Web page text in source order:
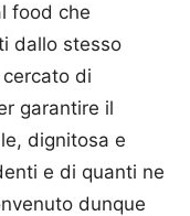
food che
dallo stesso
di
garantire il
dignitosa e
e di quanti ne
dunque